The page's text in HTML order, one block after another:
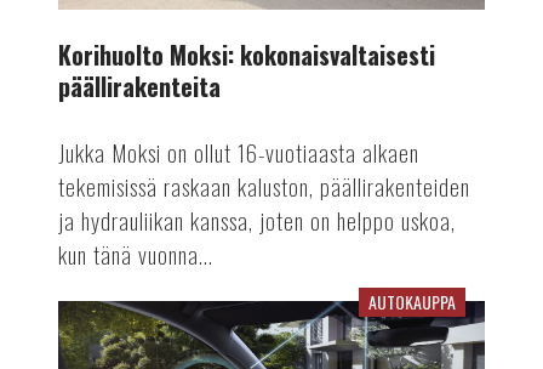
Korihuolto Moksi: kokonaisvaltaisesti
päällirakenteita
Jukka Moksi on ollut 16-vuotiaasta alkaen
tekemisissä raskaan kaluston, päällirakenteiden
ja hydrauliikan kanssa, joten on helppo uskoa,
kun tänä vuonna...
Päivittämällä
paremmaksi
AUTOKAUPPA